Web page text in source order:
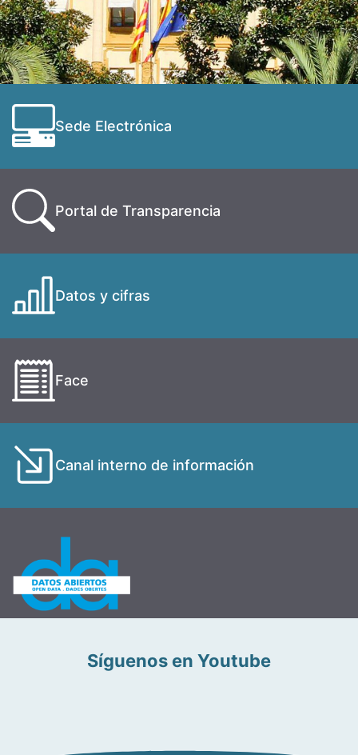
Sede Electrónica
Portal de Transparencia
Datos y cifras
Face
Canal interno de información
Síguenos en Youtube